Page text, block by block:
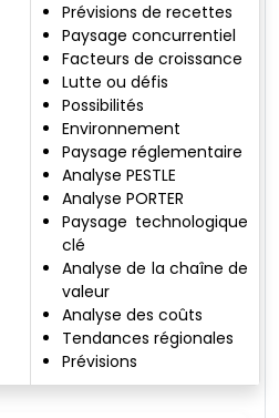
Prévisions de recettes
Paysage concurrentiel
Facteurs de croissance
Lutte ou défis
Possibilités
Environnement
Paysage réglementaire
Analyse PESTLE
Analyse PORTER
Paysage technologique
clé
Analyse de la chaîne de
valeur
Analyse des coûts
Tendances régionales
Prévisions